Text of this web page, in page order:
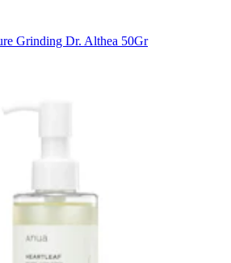
Grinding Dr. Althea 50Gr